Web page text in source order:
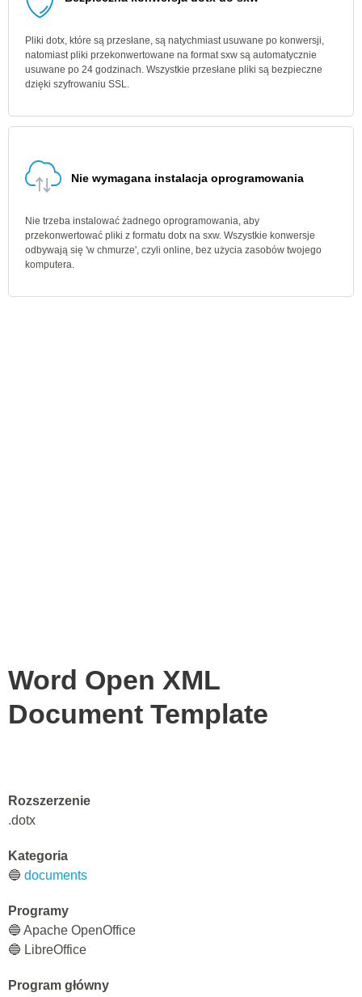
Pliki dotx, które są przesłane, są natychmiast usuwane po konwersji,
natomiast pliki przekonwertowane na format sxw są automatycznie
usuwane po 24 godzinach. Wszystkie przesłane pliki są bezpieczne
dzięki szyfrowaniu SSL.
Nie wymagana instalacja oprogramowania
Nie trzeba instalować żadnego oprogramowania, aby
przekonwertować pliki z formatu dotx na sxw. Wszystkie konwersje
odbywają się 'w chmurze', czyli online, bez użycia zasobów twojego
komputera.
Word Open XML
Document Template
Rozszerzenie
.dotx
Kategoria
🔵 documents
Programy
🔵 Apache OpenOffice
🔵 LibreOffice
Program główny